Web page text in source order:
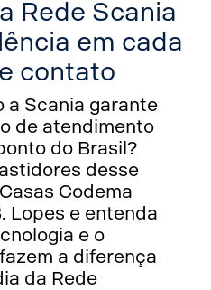
Rede Scania
em cada
contato
a Scania garante
de atendimento
do Brasil?
desse
Codema
Lopes e entenda
e o
a diferença
da Rede